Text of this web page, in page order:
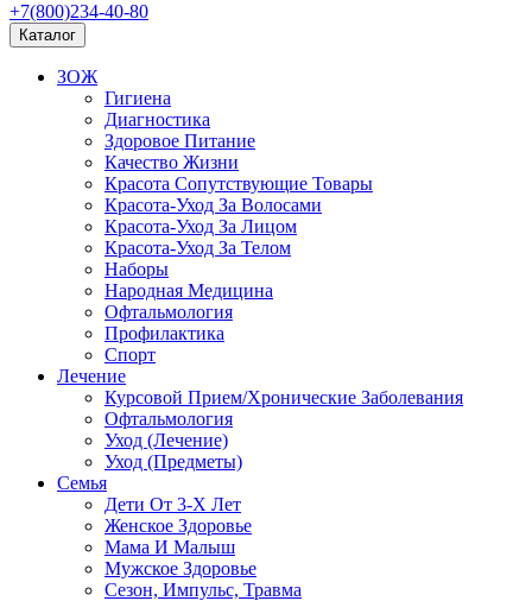
+7(800)234-40-80
Каталог
ЗОЖ
Гигиена
Диагностика
Здоровое Питание
Качество Жизни
Красота Сопутствующие Товары
Красота-Уход За Волосами
Красота-Уход За Лицом
Красота-Уход За Телом
Наборы
Народная Медицина
Офтальмология
Профилактика
Спорт
Лечение
Курсовой Прием/Хронические Заболевания
Офтальмология
Уход (Лечение)
Уход (Предметы)
Семья
Дети От 3-Х Лет
Женское Здоровье
Мама И Малыш
Мужское Здоровье
Сезон, Импульс, Травма